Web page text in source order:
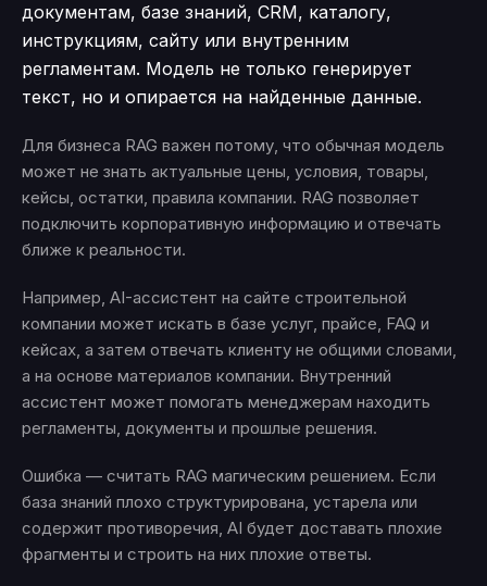
документам, базе знаний, CRM, каталогу,
инструкциям, сайту или внутренним
регламентам. Модель не только генерирует
текст, но и опирается на найденные данные.
Для бизнеса RAG важен потому, что обычная модель
может не знать актуальные цены, условия, товары,
кейсы, остатки, правила компании. RAG позволяет
подключить корпоративную информацию и отвечать
ближе к реальности.
Например, AI-ассистент на сайте строительной
компании может искать в базе услуг, прайсе, FAQ и
кейсах, а затем отвечать клиенту не общими словами,
а на основе материалов компании. Внутренний
ассистент может помогать менеджерам находить
регламенты, документы и прошлые решения.
Ошибка — считать RAG магическим решением. Если
база знаний плохо структурирована, устарела или
содержит противоречия, AI будет доставать плохие
фрагменты и строить на них плохие ответы.